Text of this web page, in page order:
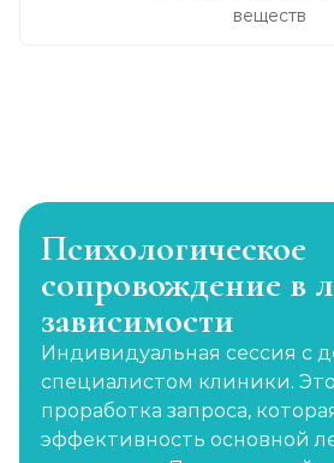
веществ
Психологическое
сопровождение в
зависимости
Индивидуальная сессия с
специалистом клиники. Это
проработка запроса,
эффективность основной